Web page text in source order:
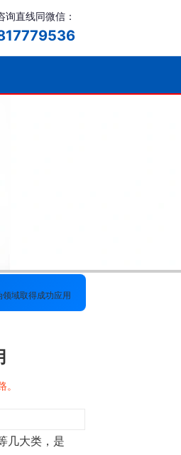
询直线同微信：
域取得成功应用
几大类，是